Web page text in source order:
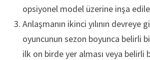
opsiyonel model üzerine inşa
Anlaşmanın ikinci yılının devreye
oyuncunun sezon boyunca belirli
ilk on birde yer alması veya belirli